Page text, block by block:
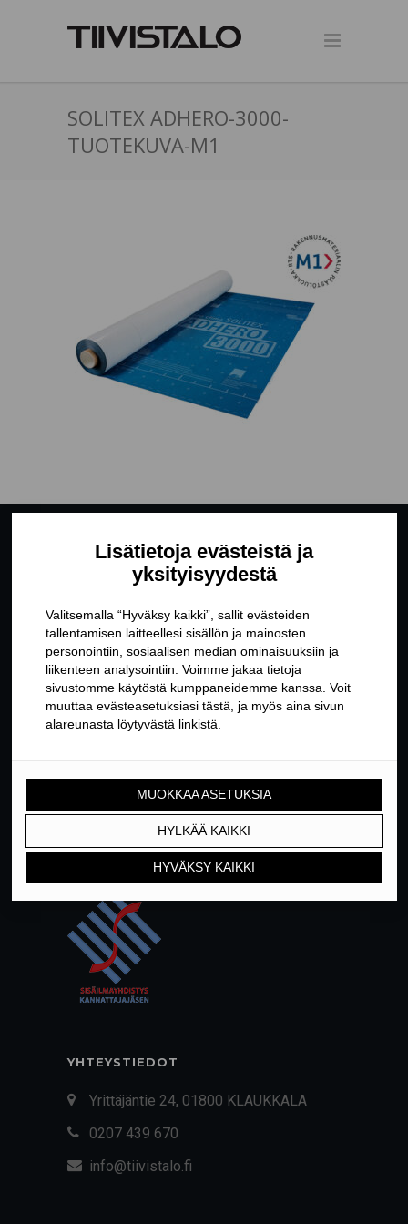
SOLITEX ADHERO-3000-
TUOTEKUVA-M1
YHTEYSTIEDOT
Yrittäjäntie 24, 01800 KLAUKKALA
0207 439 670
info@tiivistalo.fi